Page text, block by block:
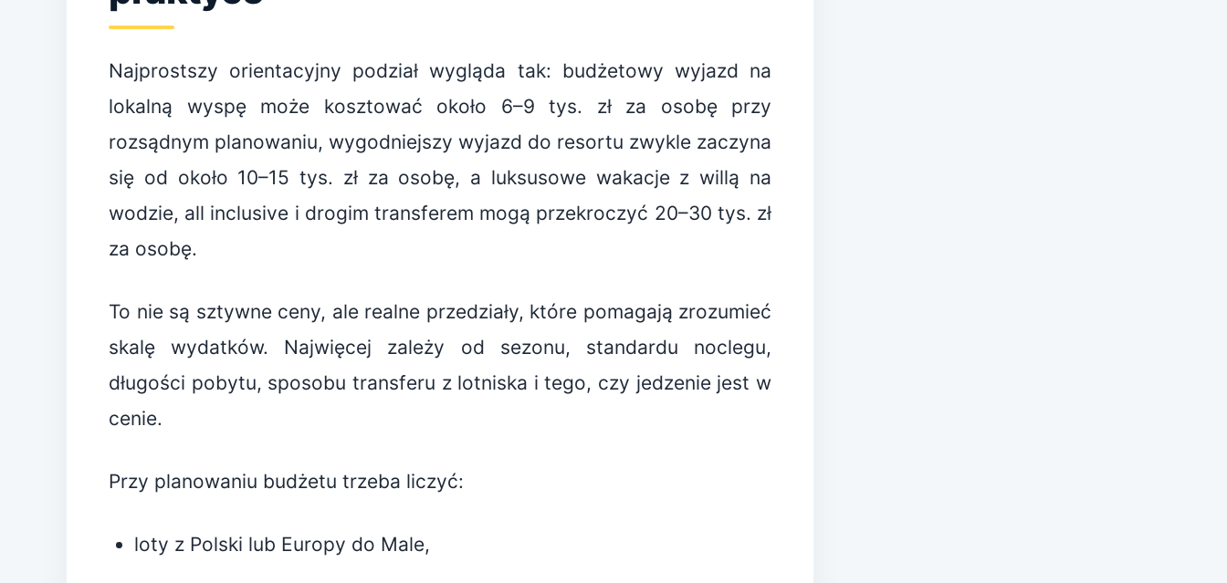
Najprostszy orientacyjny podział wygląda tak: budżetowy wyjazd na
lokalną wyspę może kosztować około 6–9 tys. zł za osobę przy
rozsądnym planowaniu, wygodniejszy wyjazd do resortu zwykle zaczyna
się od około 10–15 tys. zł za osobę, a luksusowe wakacje z willą na
wodzie, all inclusive i drogim transferem mogą przekroczyć 20–30 tys. zł
za osobę.
To nie są sztywne ceny, ale realne przedziały, które pomagają zrozumieć
skalę wydatków. Najwięcej zależy od sezonu, standardu noclegu,
długości pobytu, sposobu transferu z lotniska i tego, czy jedzenie jest w
cenie.
Przy planowaniu budżetu trzeba liczyć:
loty z Polski lub Europy do Male,